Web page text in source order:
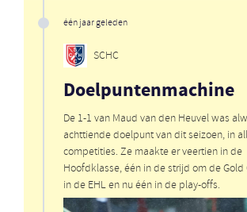
één jaar geleden
SCHC
Doelpuntenmachine
De 1-1 van Maud van den Heuvel was
achttiende doelpunt van dit seizoen, in
competities. Ze maakte er veertien in de
Hoofdklasse, één in de strijd om de
in de EHL en nu één in de play-offs.